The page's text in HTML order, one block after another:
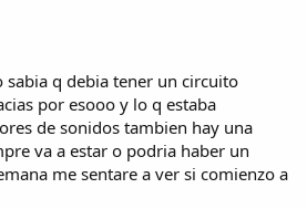
sabia q debia tener un circuito
por esooo y lo q estaba
de sonidos tambien hay una
va a estar o podria haber un
me sentare a ver si comienzo a